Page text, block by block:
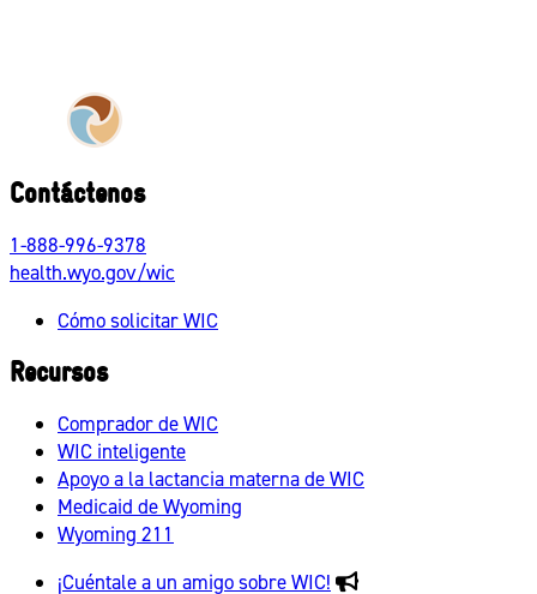
Contáctenos
1-888-996-9378
health.wyo.gov/wic
Cómo solicitar WIC
Recursos
Comprador de WIC
WIC inteligente
Apoyo a la lactancia materna de WIC
Medicaid de Wyoming
Wyoming 211
¡Cuéntale a un amigo sobre WIC!